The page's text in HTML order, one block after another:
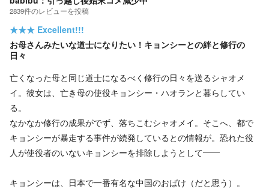
2839件のレビューを投稿
★★★ Excellent!!!
お母さんみたいな道士になりたい！キョンシーとの絆と修行の
日々
亡くなった母と同じ道士になるべく修行の日々を送るシャオメ
イ。彼女は、亡き母の使役キョンシー・ハオランと暮らしてい
る。
なかなか修行の成果がでず、落ちこむシャオメイ。そこへ、都で
キョンシーが暴走する事件が続発しているとの情報が。恐れた役
人が使役者のいないキョンシーを排除しようとして――
キョンシーは、日本で一番有名な中国のおばけ（だと思う）。